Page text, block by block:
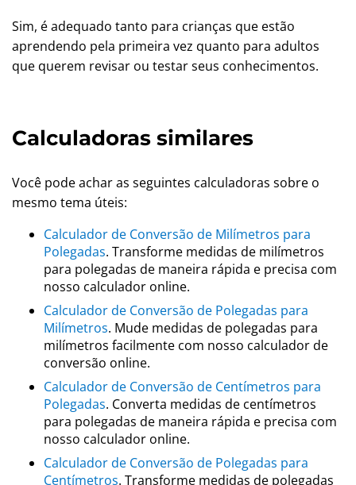
Sim, é adequado tanto para crianças que estão
aprendendo pela primeira vez quanto para adultos
que querem revisar ou testar seus conhecimentos.
Calculadoras similares
Você pode achar as seguintes calculadoras sobre o
mesmo tema úteis:
Calculador de Conversão de Milímetros para
Polegadas. Transforme medidas de milímetros
para polegadas de maneira rápida e precisa com
nosso calculador online.
Calculador de Conversão de Polegadas para
Milímetros. Mude medidas de polegadas para
milímetros facilmente com nosso calculador de
conversão online.
Calculador de Conversão de Centímetros para
Polegadas. Converta medidas de centímetros
para polegadas de maneira rápida e precisa com
nosso calculador online.
Calculador de Conversão de Polegadas para
Centímetros. Transforme medidas de polegadas